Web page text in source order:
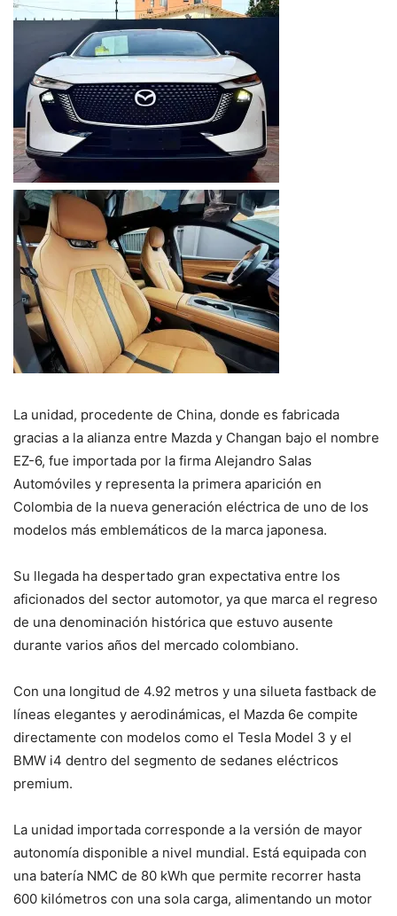
La unidad, procedente de China, donde es fabricada
gracias a la alianza entre Mazda y Changan bajo el nombre
EZ-6, fue importada por la firma Alejandro Salas
Automóviles y representa la primera aparición en
Colombia de la nueva generación eléctrica de uno de los
modelos más emblemáticos de la marca japonesa.
Su llegada ha despertado gran expectativa entre los
aficionados del sector automotor, ya que marca el regreso
de una denominación histórica que estuvo ausente
durante varios años del mercado colombiano.
Con una longitud de 4.92 metros y una silueta fastback de
líneas elegantes y aerodinámicas, el Mazda 6e compite
directamente con modelos como el Tesla Model 3 y el
BMW i4 dentro del segmento de sedanes eléctricos
premium.
La unidad importada corresponde a la versión de mayor
autonomía disponible a nivel mundial. Está equipada con
una batería NMC de 80 kWh que permite recorrer hasta
600 kilómetros con una sola carga, alimentando un motor